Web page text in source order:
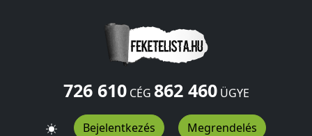
726 610CÉG 862 460ÜGYE
Bejelentkezés Megrendelés